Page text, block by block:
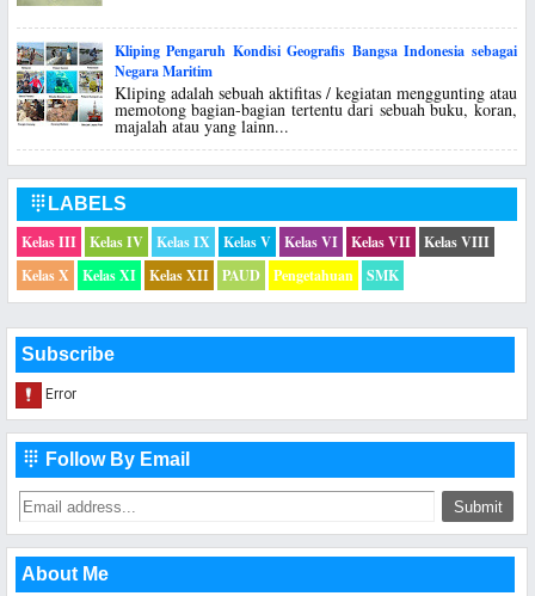
Kliping Pengaruh Kondisi Geografis Bangsa Indonesia sebagai
Negara Maritim
Kliping adalah sebuah aktifitas / kegiatan menggunting atau
memotong bagian-bagian tertentu dari sebuah buku, koran,
majalah atau yang lainn...
 LABELS
Kelas III
Kelas IV Kelas IX Kelas V Kelas VI Kelas VII
Kelas VIII
Kelas X
Kelas XI Kelas XII PAUD Pengetahuan SMK
Subscribe
 Follow By Email
About Me